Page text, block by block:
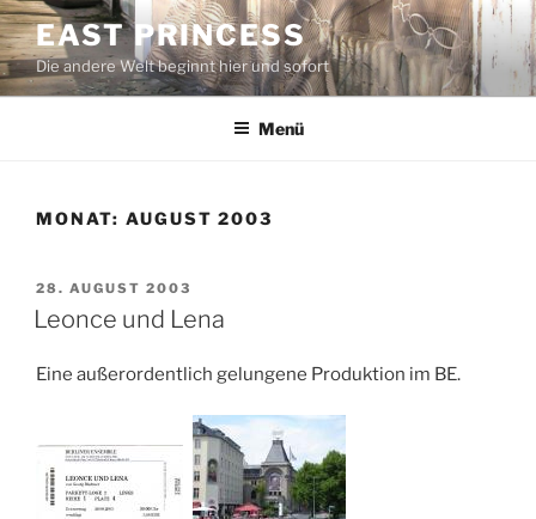
Zum
Inhalt
springen
EAST PRINCESS
Die andere Welt beginnt hier und sofort
Menü
MONAT: AUGUST 2003
VERÖFFENTLICHT
AM
28. AUGUST 2003
Leonce und Lena
Eine außerordentlich gelungene Produktion im BE.